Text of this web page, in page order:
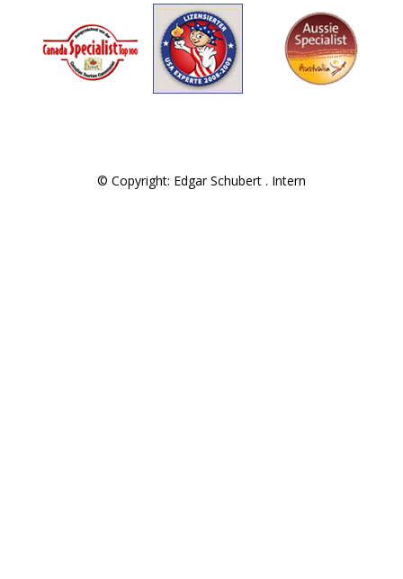
© Copyright: Edgar Schubert . Intern